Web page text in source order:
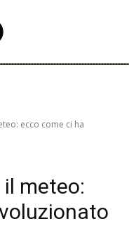
ecco come ci ha
meteo: